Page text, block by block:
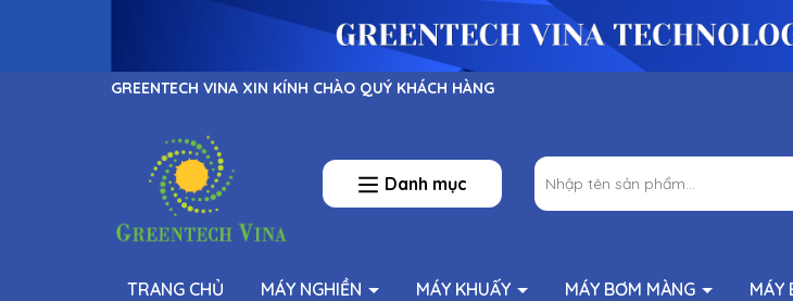
GREENTECH VINA XIN KÍNH CHÀO QUÝ KHÁCH HÀNG
Danh mục
TRANG CHỦ MÁY NGHIỀN MÁY KHUẤY MÁY BƠM MÀNG MÁY